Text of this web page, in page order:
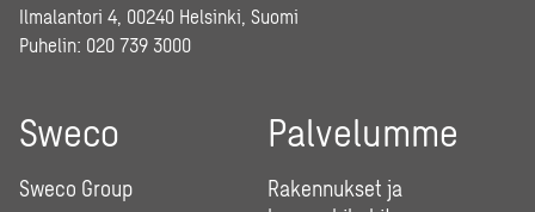
Ilmalantori 4, 00240 Helsinki, Suomi
Puhelin: 020 739 3000
Sweco
Sweco Group
Palvelumme
Rakennukset ja